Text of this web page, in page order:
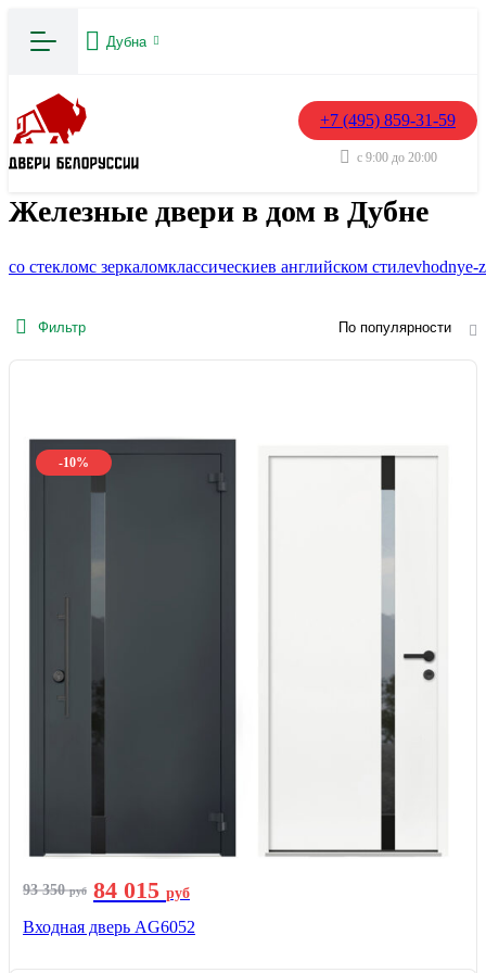
Дубна
+7 (495) 859-31-59
с 9:00 до 20:00
Железные двери в дом в Дубне
со стекломс зеркаломклассическиев английском стилеvhodnye-
Фильтр По популярности
-10%
93 350руб 84 015 руб
Входная дверь AG6052